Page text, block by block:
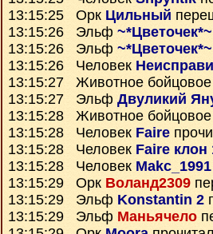
13:15:25 Орк Цильный
13:15:26 Эльф ~*Цветочек*~
13:15:26 Эльф
13:15:26 Человек
13:15:27 Животное бойцовое
13:15:27 Эльф Двуликий
13:15:28 Животное бойцовое
13:15:28 Человек Faire
13:15:28 Человек Faire клон
13:15:28 Человек Makc_1991
13:15:29 Орк Воланд2309
13:15:29 Эльф Konstantin 2
13:15:29 Эльф Маньячело